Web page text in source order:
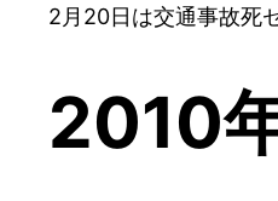
2月20日は交通事故死
2010